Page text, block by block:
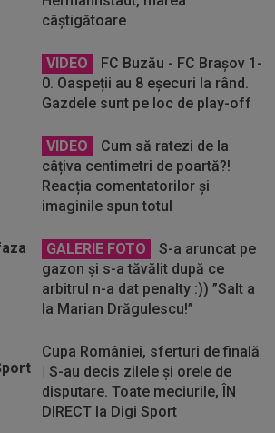
câștigătoare
VIDEO
FC Buzău - FC Brașov 1-
0. Oaspeții au 8 eșecuri la rând.
Gazdele sunt pe loc de play-off
VIDEO
Cum să ratezi de la
câțiva centimetri de poartă?!
Reacția comentatorilor și
imaginile spun totul
GALERIE FOTO
S-a aruncat pe
gazon și s-a tăvălit după ce
arbitrul n-a dat penalty :)) ”Salt a
la Marian Drăgulescu!”
Cupa României, sferturi de finală
| S-au decis zilele și orele de
disputare. Toate meciurile, ÎN
DIRECT la Digi Sport